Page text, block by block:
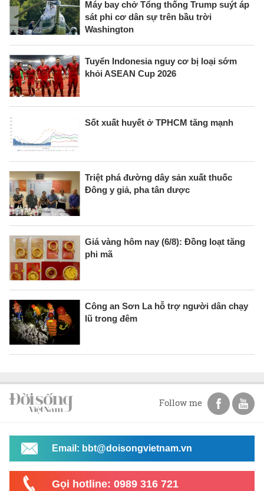
Máy bay chở Tổng thống Trump suýt áp
sát phi cơ dân sự trên bầu trời
Washington
Tuyển Indonesia nguy cơ bị loại sớm
khỏi ASEAN Cup 2026
Sốt xuất huyết ở TPHCM tăng mạnh
Triệt phá đường dây sản xuất thuốc
Đông y giả, pha tân dược
Giá vàng hôm nay (6/8): Đồng loạt tăng
phi mã
Công an Sơn La hỗ trợ người dân chạy
lũ trong đêm
Follow me
Email: bbt@doisongvietnam.vn
Gọi hotline: 0989 316 721